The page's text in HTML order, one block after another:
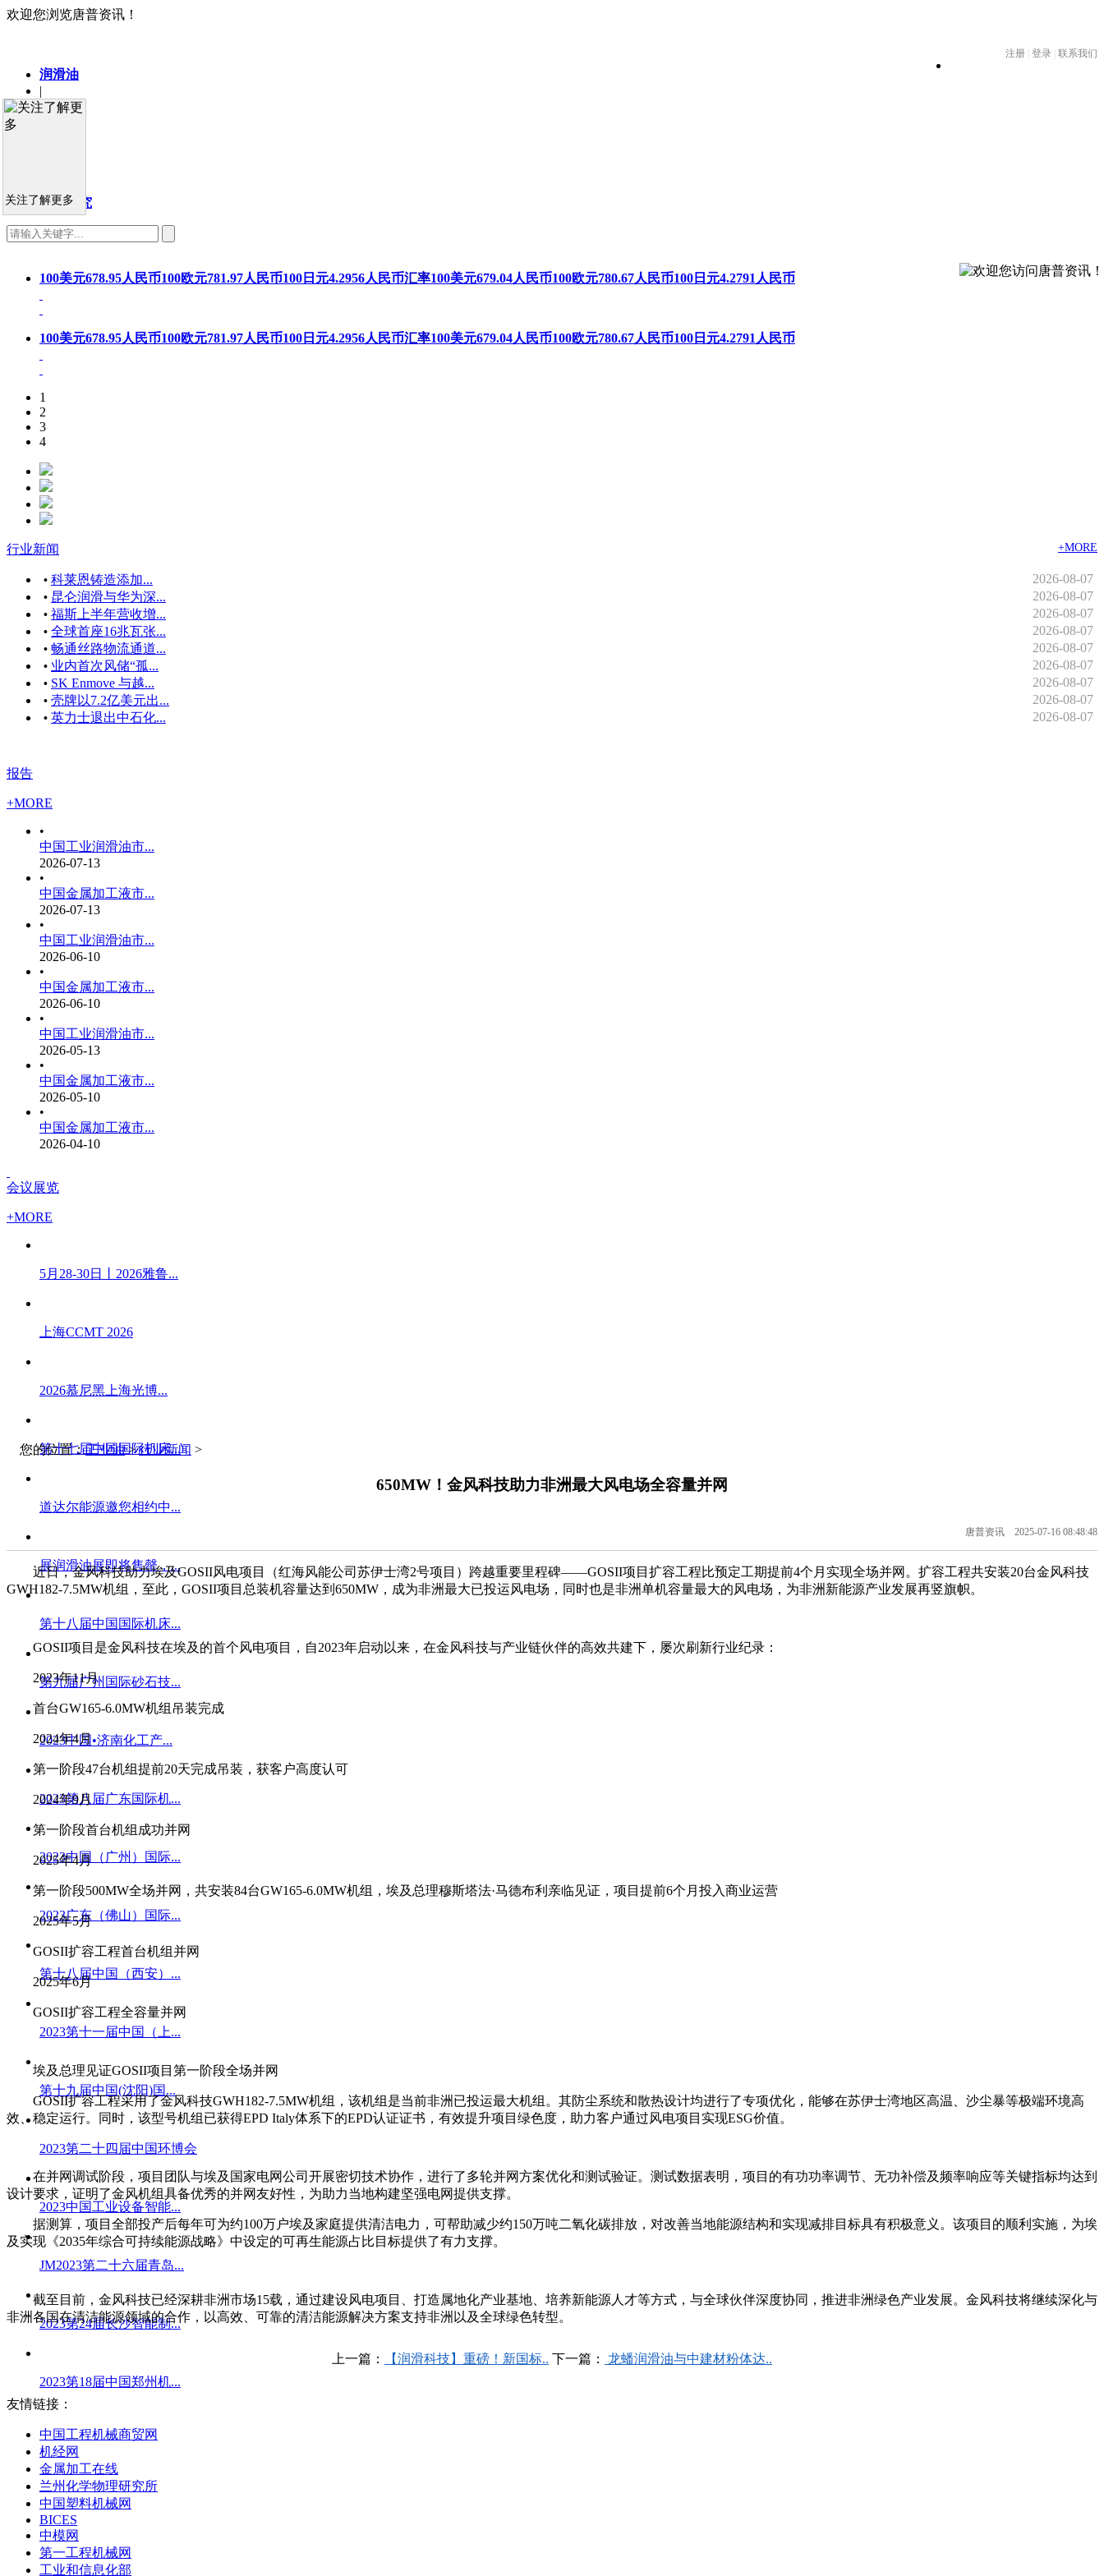
欢迎您浏览唐普资讯！
润滑油
|
基础油
市场研究
关注了解更多
100美元678.95人民币100欧元781.97人民币100日元4.2956人民币汇率100美元679.04人民币100欧元780.67人民币100日元4.2791人民币
100美元678.95人民币100欧元781.97人民币100日元4.2956人民币汇率100美元679.04人民币100欧元780.67人民币100日元4.2791人民币
1
2
3
4
行业新闻 +MORE
• 科莱恩铸造添加... 2026-08-07
• 昆仑润滑与华为深... 2026-08-07
• 福斯上半年营收增... 2026-08-07
• 全球首座16兆瓦张... 2026-08-07
• 畅通丝路物流通道... 2026-08-07
• 业内首次风储“孤... 2026-08-07
• SK Enmove 与越... 2026-08-07
• 壳牌以7.2亿美元出... 2026-08-07
• 英力士退出中石化... 2026-08-07
报告
+MORE
•
中国工业润滑油市...
2026-07-13
•
中国金属加工液市...
2026-07-13
•
中国工业润滑油市...
2026-06-10
•
中国金属加工液市...
2026-06-10
•
中国工业润滑油市...
2026-05-13
•
中国金属加工液市...
2026-05-10
•
中国金属加工液市...
2026-04-10
会议展览
+MORE
5月28-30日丨2026雅鲁...
上海CCMT 2026
2026慕尼黑上海光博...
第十七届中国国际机床...
道达尔能源邀您相约中...
展润滑油展即将售罄，...
第十八届中国国际机床...
第九届广州国际砂石技...
2023中国•济南化工产...
2023第八届广东国际机...
2023中国（广州）国际...
2023广东（佛山）国际...
第十八届中国（西安）...
2023第十一届中国（上...
第十九届中国(沈阳)国...
2023第二十四届中国环博会
2023中国工业设备智能...
JM2023第二十六届青岛...
2023第24届长沙智能制...
2023第18届中国郑州机...
您的位置：工业油>行业新闻 >
650MW！金风科技助力非洲最大风电场全容量并网
唐普资讯 2025-07-16 08:48:48
近日，金风科技助力埃及GOSII风电项目（红海风能公司苏伊士湾2号项目）跨越重要里程碑——GOSII项目扩容工程比预定工期提前4个月实现全场并网。扩容工程共安装20台金风科技
GWH182-7.5MW机组，至此，GOSII项目总装机容量达到650MW，成为非洲最大已投运风电场，同时也是非洲单机容量最大的风电场，为非洲新能源产业发展再竖旗帜。
GOSII项目是金风科技在埃及的首个风电项目，自2023年启动以来，在金风科技与产业链伙伴的高效共建下，屡次刷新行业纪录：
2023年11月
首台GW165-6.0MW机组吊装完成
2024年4月
第一阶段47台机组提前20天完成吊装，获客户高度认可
2024年9月
第一阶段首台机组成功并网
2025年4月
第一阶段500MW全场并网，共安装84台GW165-6.0MW机组，埃及总理穆斯塔法·马德布利亲临见证，项目提前6个月投入商业运营
2025年5月
GOSII扩容工程首台机组并网
2025年6月
GOSII扩容工程全容量并网
埃及总理见证GOSII项目第一阶段全场并网
GOSII扩容工程采用了金风科技GWH182-7.5MW机组，该机组是当前非洲已投运最大机组。其防尘系统和散热设计均进行了专项优化，能够在苏伊士湾地区高温、沙尘暴等极端环境高
效、稳定运行。同时，该型号机组已获得EPD Italy体系下的EPD认证证书，有效提升项目绿色度，助力客户通过风电项目实现ESG价值。
在并网调试阶段，项目团队与埃及国家电网公司开展密切技术协作，进行了多轮并网方案优化和测试验证。测试数据表明，项目的有功功率调节、无功补偿及频率响应等关键指标均达到
设计要求，证明了金风机组具备优秀的并网友好性，为助力当地构建坚强电网提供支撑。
据测算，项目全部投产后每年可为约100万户埃及家庭提供清洁电力，可帮助减少约150万吨二氧化碳排放，对改善当地能源结构和实现减排目标具有积极意义。该项目的顺利实施，为埃
及实现《2035年综合可持续能源战略》中设定的可再生能源占比目标提供了有力支撑。
截至目前，金风科技已经深耕非洲市场15载，通过建设风电项目、打造属地化产业基地、培养新能源人才等方式，与全球伙伴深度协同，推进非洲绿色产业发展。金风科技将继续深化与
非洲各国在清洁能源领域的合作，以高效、可靠的清洁能源解决方案支持非洲以及全球绿色转型。
上一篇： 【润滑科技】重磅！新国标.. 下一篇： 龙蟠润滑油与中建材粉体达..
友情链接：
中国工程机械商贸网
机经网
金属加工在线
兰州化学物理研究所
中国塑料机械网
BICES
中模网
第一工程机械网
工业和信息化部